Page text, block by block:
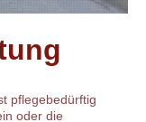
pflegebedürftig
oder die